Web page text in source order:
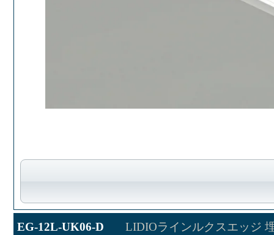
EG-12L-UK06-D LIDIOラインルクスエッジ